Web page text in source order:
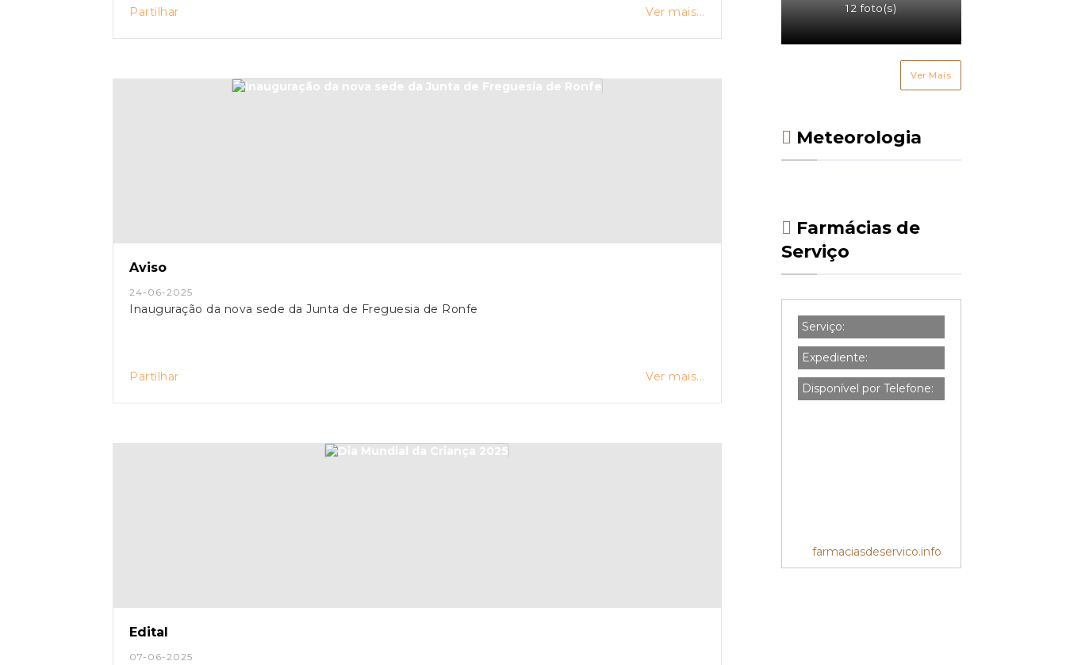
Partilhar Ver mais...
Aviso
24-06-2025
Inauguração da nova sede da Junta de Freguesia de Ronfe
Partilhar Ver mais...
Edital
07-06-2025
12 foto(s)
Ver Mais
Meteorologia
Farmácias de
Serviço
Serviço:
Expediente:
Disponível por Telefone:
farmaciasdeservico.info